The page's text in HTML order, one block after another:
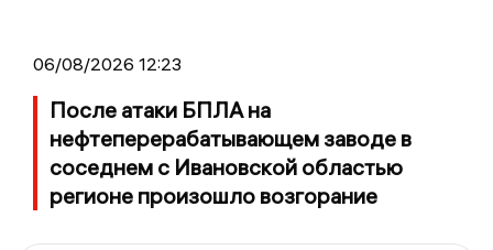
06/08/2026 12:23
После атаки БПЛА на
нефтеперерабатывающем заводе в
соседнем с Ивановской областью
регионе произошло возгорание